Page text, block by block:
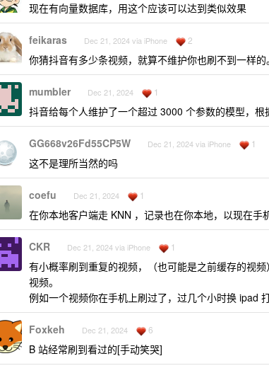
现在有向量数据库，用这个应该可以达到类似效果
feikaras Dec 21, 2024 via iPhone 2
你猜抖音有多少条视频，就算不维护你也刷不到一样的
mumbler Dec 21, 2024 1
抖音给每个人维护了一个超过 3000 个参数的模型，
GG668v26Fd55CP5W Dec 21, 2024 via iPhone 1
这不是理所当然的吗
coefu Dec 21, 2024 1
在你本地客户端走 KNN ，记录也在你本地，以现在手
CKR Dec 21, 2024 via iPhone 1
有小概率刷到重复的视频，（也可能是之前缓存的视
视频。
例如一个视频你在手机上刷过了，过几个小时换 ipad
Foxkeh Dec 21, 2024 6
B 站经常刷到看过的[手动笑哭]